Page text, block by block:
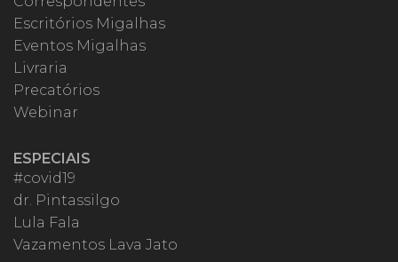
Escritórios Migalhas
Eventos Migalhas
Livraria
Precatórios
Webinar
ESPECIAIS
#covid19
dr. Pintassilgo
Lula Fala
Vazamentos Lava Jato